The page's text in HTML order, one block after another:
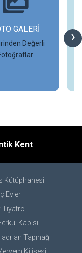
›
GALERİ
Değerli
Kent
Kütüphanesi
Evler
Tiyatro
Kapısı
Tapınağı